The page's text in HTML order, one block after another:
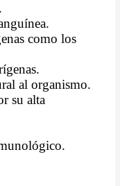
como los
al organismo.
su alta